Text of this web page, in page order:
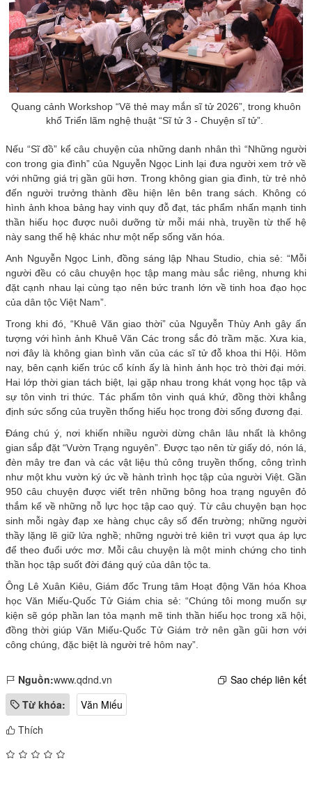
Quang cảnh Workshop “Vẽ thẻ may mắn sĩ tử 2026”, trong khuôn
khổ Triển lãm nghệ thuật “Sĩ tử 3 - Chuyện sĩ tử”.
Nếu “Sĩ đồ” kể câu chuyện của những danh nhân thì “Những người
con trong gia đình” của Nguyễn Ngọc Linh lại đưa người xem trở về
với những giá trị gần gũi hơn. Trong không gian gia đình, từ trẻ nhỏ
đến người trưởng thành đều hiện lên bên trang sách. Không có
hình ảnh khoa bảng hay vinh quy đỗ đạt, tác phẩm nhấn mạnh tinh
thần hiếu học được nuôi dưỡng từ mỗi mái nhà, truyền từ thế hệ
này sang thế hệ khác như một nếp sống văn hóa.
Anh Nguyễn Ngọc Linh, đồng sáng lập Nhau Studio, chia sẻ: “Mỗi
người đều có câu chuyện học tập mang màu sắc riêng, nhưng khi
đặt cạnh nhau lại cùng tạo nên bức tranh lớn về tinh hoa đạo học
của dân tộc Việt Nam”.
Trong khi đó, “Khuê Văn giao thời” của Nguyễn Thùy Anh gây ấn
tượng với hình ảnh Khuê Văn Các trong sắc đỏ trầm mặc. Xưa kia,
nơi đây là không gian bình văn của các sĩ tử đỗ khoa thi Hội. Hôm
nay, bên cạnh kiến trúc cổ kính ấy là hình ảnh học trò thời đại mới.
Hai lớp thời gian tách biệt, lại gặp nhau trong khát vọng học tập và
sự tôn vinh tri thức. Tác phẩm tôn vinh quá khứ, đồng thời khẳng
định sức sống của truyền thống hiếu học trong đời sống đương đại.
Đáng chú ý, nơi khiến nhiều người dừng chân lâu nhất là không
gian sắp đặt “Vườn Trạng nguyên”. Được tạo nên từ giấy dó, nón lá,
đèn mây tre đan và các vật liệu thủ công truyền thống, công trình
như một khu vườn ký ức về hành trình học tập của người Việt. Gần
950 câu chuyện được viết trên những bông hoa trạng nguyên đỏ
thắm kể về những nỗ lực học tập cao quý. Từ câu chuyện bạn học
sinh mỗi ngày đạp xe hàng chục cây số đến trường; những người
thầy lặng lẽ giữ lửa nghề; những người trẻ kiên trì vượt qua áp lực
để theo đuổi ước mơ. Mỗi câu chuyện là một minh chứng cho tinh
thần học tập suốt đời đáng quý của dân tộc ta.
Ông Lê Xuân Kiêu, Giám đốc Trung tâm Hoạt động Văn hóa Khoa
học Văn Miếu-Quốc Tử Giám chia sẻ: “Chúng tôi mong muốn sự
kiện sẽ góp phần lan tỏa mạnh mẽ tinh thần hiếu học trong xã hội,
đồng thời giúp Văn Miếu-Quốc Tử Giám trở nên gần gũi hơn với
công chúng, đặc biệt là người trẻ hôm nay”.
Nguồn:www.qdnd.vn
Sao chép liên kết
Từ khóa:
Văn Miếu
Thích